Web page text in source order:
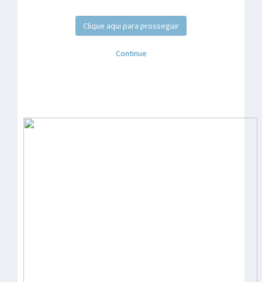
Clique aqui para prosseguir
Continue